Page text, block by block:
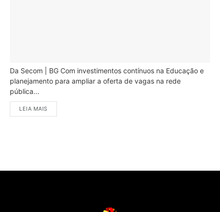
Da Secom | BG Com investimentos contínuos na Educação e
planejamento para ampliar a oferta de vagas na rede
pública...
LEIA MAIS